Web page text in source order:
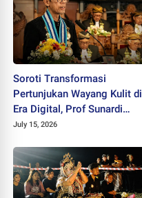
Soroti Transformasi
Pertunjukan Wayang Kulit di
Era Digital, Prof Sunardi
Dikukuhkan sebagai Guru
July 15, 2026